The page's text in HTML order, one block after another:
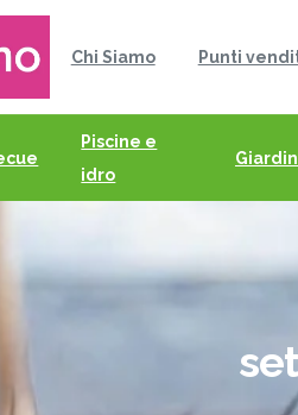
Chi Siamo Punti
Piscine e
idro